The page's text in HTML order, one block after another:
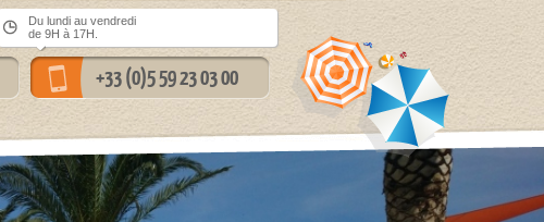
+33 (0)5 59 23 03 00
Du lundi au vendredi
de 9H à 17H.